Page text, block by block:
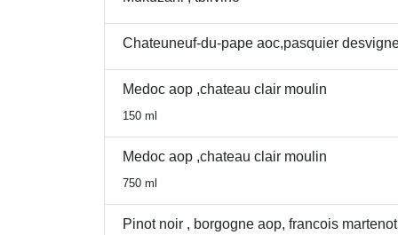
Chateuneuf-du-pape aoc,pasquier
Medoc aop ,chateau clair moulin
150 ml
Medoc aop ,chateau clair moulin
750 ml
Pinot noir , borgogne aop, francois martenot